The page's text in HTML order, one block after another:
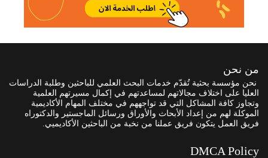
من نحن
نحن مؤسسة بحثية تُقدّم خدمات البحث العلمي للباحثين وطلبة الدراسات
العليا على اختلاف مجالاتهم لمساعدتهم في إكمال مسيرتهم العلمية
وتجاوز كافة المشاكل التي قد تواجههم في مختلف المهام الأكاديمية
الموكلة لهم من إعداد الأبحاث والأوراق ورسائل الماجستير والدكتوراه
فريق العمل يتكون فريق عملنا من نخبة من الباحثين الأكاديميي.
DMCA Policy